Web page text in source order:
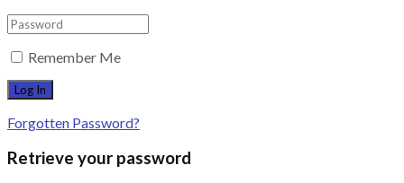
Remember Me
Forgotten Password?
Retrieve your password